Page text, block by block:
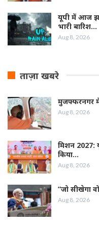
यूपी में आज
भारी बारिश…
Aug 8, 2026
ताज़ा खबरे
मुजफ्फरनगर
Aug 8, 2026
मिशन 2027:
किया…
Aug 8, 2026
”जो सीखेगा
Aug 8, 2026